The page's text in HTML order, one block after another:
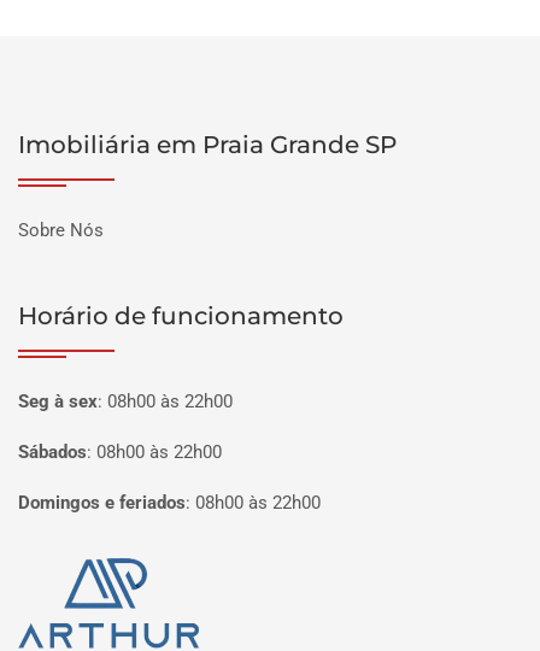
Imobiliária em Praia Grande SP
Sobre Nós
Horário de funcionamento
Seg à sex: 08h00 às 22h00
Sábados: 08h00 às 22h00
Domingos e feriados: 08h00 às 22h00
Página inicial